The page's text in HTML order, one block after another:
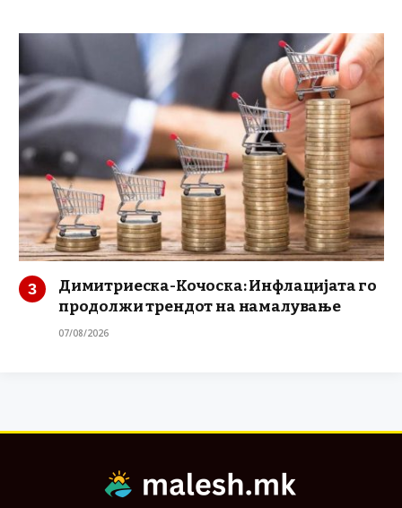
Димитриеска-Кочоска: Инфлацијата го
продолжи трендот на намалување
07/08/2026